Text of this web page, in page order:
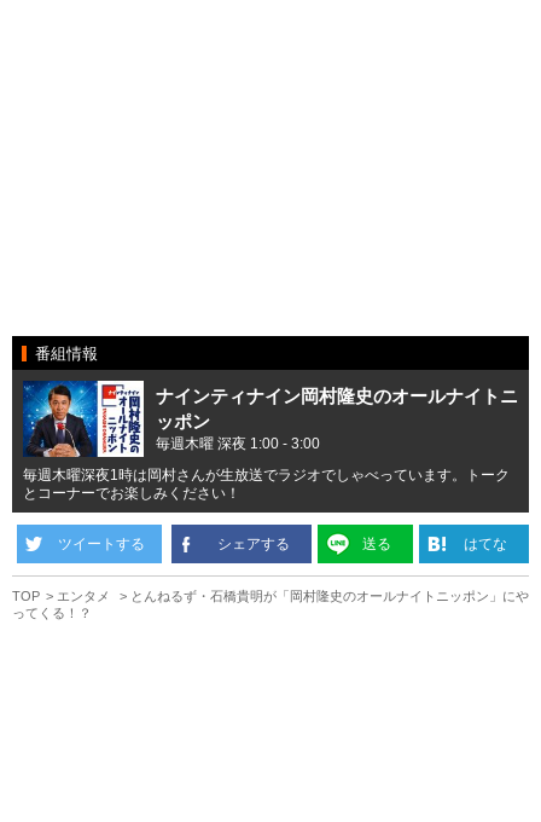
番組情報
ナインティナイン岡村隆史のオールナイトニ
ッポン
毎週木曜 深夜 1:00 - 3:00
毎週木曜深夜1時は岡村さんが生放送でラジオでしゃべっています。トーク
とコーナーでお楽しみください！
ツイートする シェアする 送る はてな
TOP エンタメ
とんねるず・石橋貴明が「岡村隆史のオールナイトニッポン」にや
ってくる！？